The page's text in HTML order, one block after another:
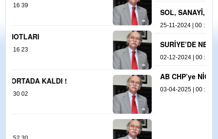
SOL, SANAYİ, ÇEVRE…
SURİYE’DE NELER OLUYOR ?
AB CHP’ye NİÇİN SOĞUK ?